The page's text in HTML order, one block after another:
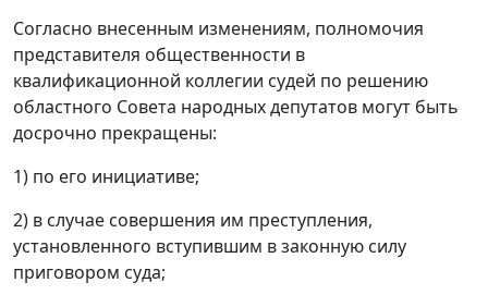
Согласно внесенным изменениям, полномочия
представителя общественности в
квалификационной коллегии судей по решению
областного Совета народных депутатов могут быть
досрочно прекращены:
1) по его инициативе;
2) в случае совершения им преступления,
установленного вступившим в законную силу
приговором суда;